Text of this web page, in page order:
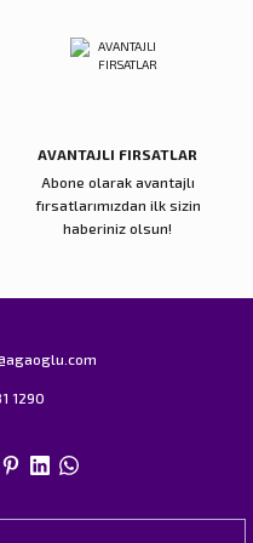
AVANTAJLI FIRSATLAR
Abone olarak avantajlı
fırsatlarımızdan ilk sizin
haberiniz olsun!
1290